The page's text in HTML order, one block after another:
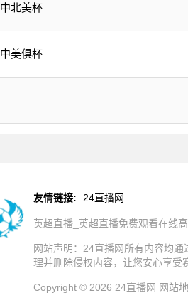
中北美杯
中美俱杯
友情链接: 24直播网
英超直播_英超直播免费观看在线
网站声明：24直播网所有内容均
理并删除侵权内容，让您安心享受
Copyright © 2026 24直播网 网站